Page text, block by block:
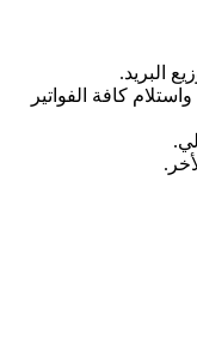
البريد.
كافة الفواتير